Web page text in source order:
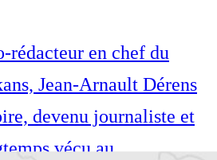
rédacteur en chef du
Jean-Arnault Dérens
devenu journaliste et
vécu au